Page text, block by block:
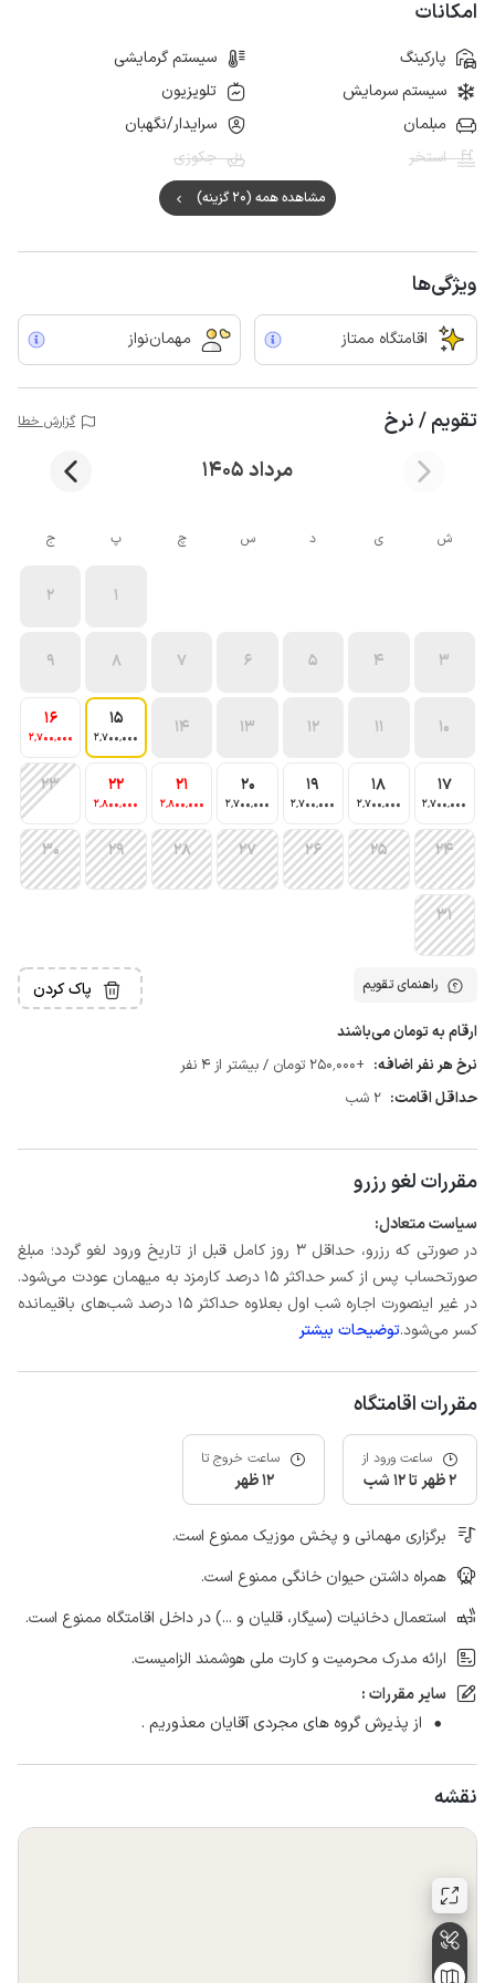
امکانات
پارکینگ
سیستم گرمایشی
سیستم سرمایش
تلویزیون
مبلمان
سرایدار/نگهبان
استخر
جکوزی
مشاهده همه (20 گزینه)
ویژگی‌ها
اقامتگاه ممتاز مهمان‌نواز
تقویم / نرخ گزارش خطا
مرداد 1405
ش ی د س چ پ ج
1
2
3
4
5
6
7
8
9
10
11
12
13
14
15
2٬700٬000
16
2٬700٬000
17
2٬700٬000
18
2٬700٬000
19
2٬700٬000
20
2٬700٬000
21
2٬800٬000
22
2٬800٬000
23
24
25
26
27
28
29
30
31
راهنمای تقویم پاک کردن
ارقام به تومان می‌باشند
نرخ هر نفر اضافه: +250٬000 تومان / بیشتر از 4 نفر
حداقل اقامت: 2 شب
مقررات لغو رزرو
سیاست متعادل:
در صورتی که رزرو، حداقل 3 روز کامل قبل از تاریخ ورود لغو گردد؛ مبلغ
صورتحساب پس از کسر حداکثر 15 درصد کارمزد به میهمان عودت می‌شود.
در غیر اینصورت اجاره شب اول بعلاوه حداکثر 15 درصد شب‌های باقیمانده
کسر می‌شود.توضیحات بیشتر
مقررات اقامتگاه
ساعت ورود از
2 ظهر تا 12 شب
ساعت خروج تا
12 ظهر
برگزاری مهمانی و پخش موزیک ممنوع است.
همراه داشتن حیوان خانگی ممنوع است.
استعمال دخانیات (سیگار، قلیان و ...) در داخل اقامتگاه ممنوع است.
ارائه مدرک محرمیت و کارت ملی هوشمند الزامیست.
سایر مقررات :
از پذیرش گروه های مجردی آقایان معذوریم .
نقشه